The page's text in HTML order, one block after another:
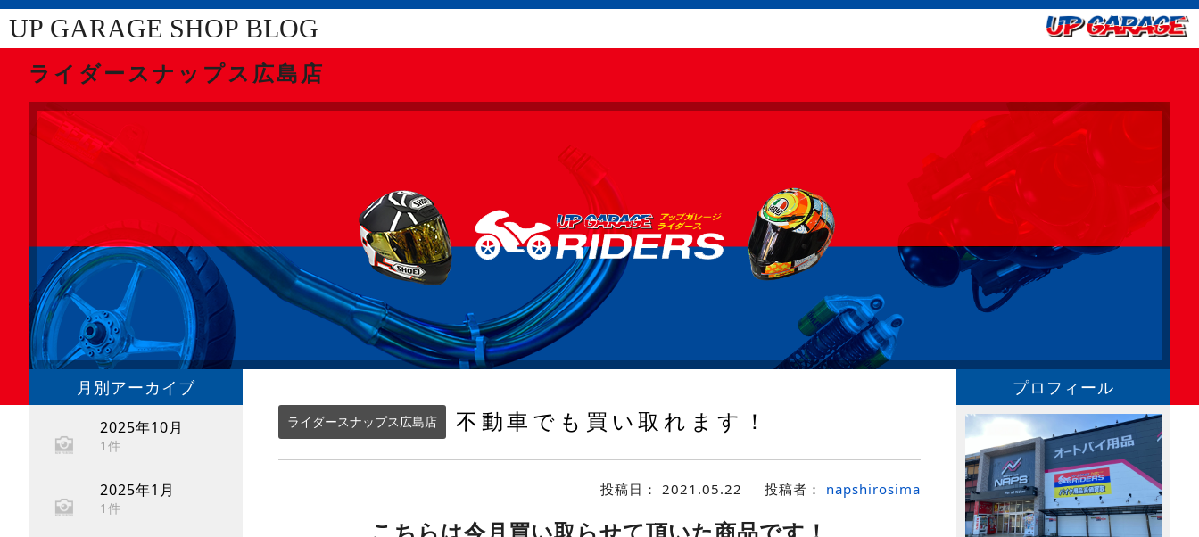
UP GARAGE SHOP BLOG
ライダースナップス広島店
月別アーカイブ
2025年10月
1件
2025年1月
1件
ライダースナップス広島店 不動車でも買い取れます！
投稿日： 2021.05.22 投稿者： napshirosima
こちらは今月買い取らせて頂いた商品です！
プロフィール